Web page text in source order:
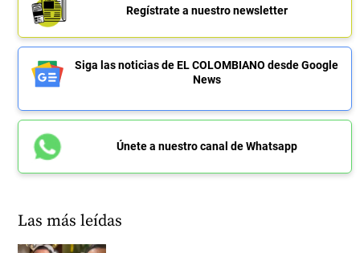
Regístrate a nuestro newsletter
Siga las noticias de EL COLOMBIANO desde Google
News
Únete a nuestro canal de Whatsapp
Las más leídas